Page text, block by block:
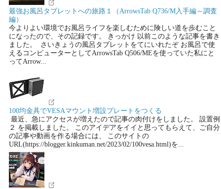
最強お風呂タブレットへの旅路１（ArrowsTab Q736/M入手編～調査
編）
今よりよい環境でお風呂ライフを楽しむために険しい道を歩むこと
になったので、その記録です。 きっかけ 以前このような記事を書き
ました。 さいきょうの風呂タブレットをてにいれたぞ お風呂で使
えるコンピューターとしてArrowsTab Q506/MEを使っていた私にと
ってArrow...
100均金具でVESAマウント増設プレートをつくる
最近、急にアクセスが増えたので記事の肉付けをしました。 設置例
２ を掲載しました。 このアイデアをイイと思ってもらえて、ご自分
の記事や動画を作る場合には、 このサイトの
URL(https://blogger.kinkuman.net/2023/02/100vesa.html)を...